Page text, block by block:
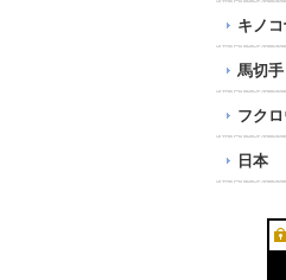
キノ
馬切手
フク
日本